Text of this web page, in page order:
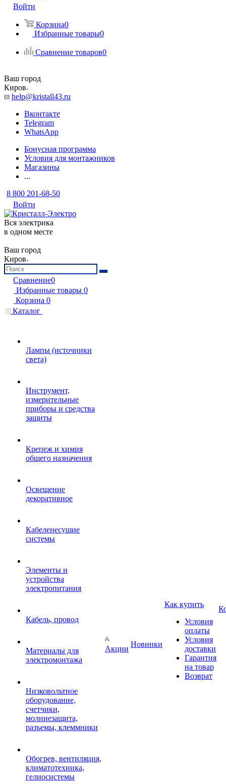
Войти
Корзина0
Избранные товары0
Сравнение товаров0
Ваш город
Киров
help@kristall43.ru
Вконтакте
Telegram
WhatsApp
Бонусная программа
Условия для монтажников
Магазины
...
8 800 201-68-50
Войти
Вся электрика
в одном месте
Ваш город
Киров
Сравнение0
Избранные товары 0
Корзина 0
Каталог
Лампы (источники
света)
Инструмент,
измерительные
приборы и средства
защиты
Крепеж и химия
общего назначения
Освещение
декоративное
Кабеленесущие
системы
Элементы и
устройства
электропитания
Кабель, провод
Материалы для
электромонтажа
Низковольтное
оборудование,
счетчики,
молниезащита,
разъемы, клеммники
Обогрев, вентиляция,
климатотехника,
гелиосистемы
Акции
Новинки
Как купить
Условия
оплаты
Условия
доставки
Гарантия
на товар
Возврат